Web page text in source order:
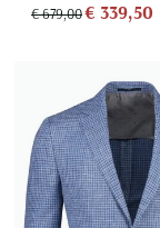
€ 679,00€ 339,50